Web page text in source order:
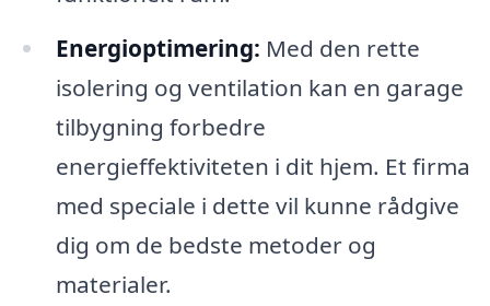
Energioptimering: Med den rette
isolering og ventilation kan en garage
tilbygning forbedre
energieffektiviteten i dit hjem. Et firma
med speciale i dette vil kunne rådgive
dig om de bedste metoder og
materialer.